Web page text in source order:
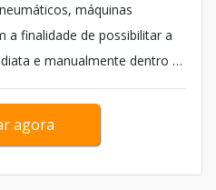
máquinas
a finalidade de possibilitar a
e manualmente dentro de
de ferramentas, é
agora